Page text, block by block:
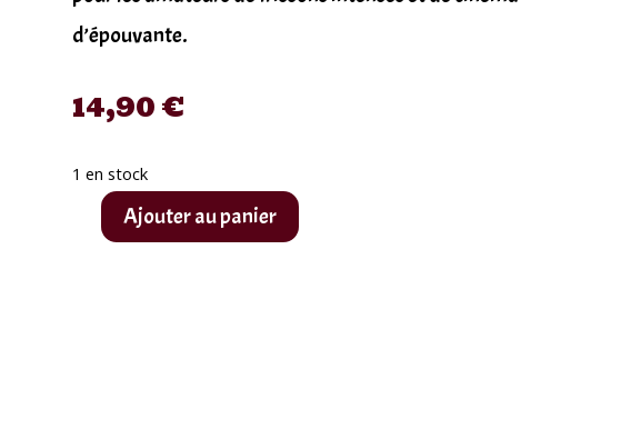
d’épouvante.
14,90€
1 en stock
quantitéAjouter au panier